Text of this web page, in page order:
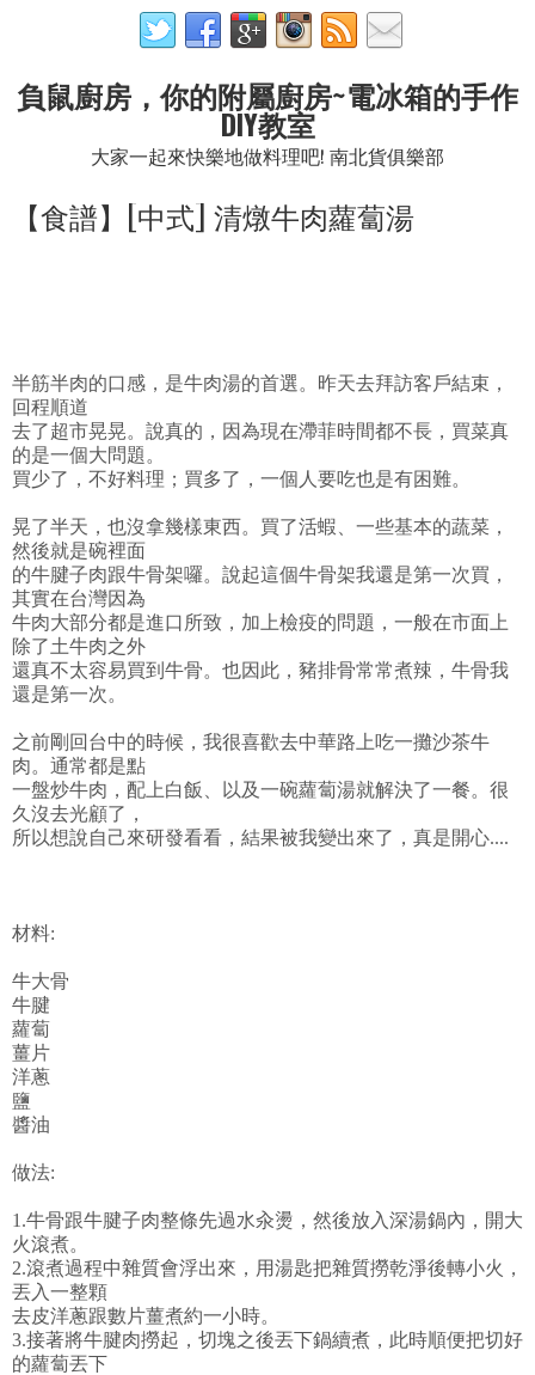
負鼠廚房，你的附屬廚房~電冰箱的手作
DIY教室
大家一起來快樂地做料理吧! 南北貨俱樂部
【食譜】[中式] 清燉牛肉蘿蔔湯
半筋半肉的口感，是牛肉湯的首選。昨天去拜訪客戶結束，
回程順道
去了超市晃晃。說真的，因為現在滯菲時間都不長，買菜真
的是一個大問題。
買少了，不好料理；買多了，一個人要吃也是有困難。
晃了半天，也沒拿幾樣東西。買了活蝦、一些基本的蔬菜，
然後就是碗裡面
的牛腱子肉跟牛骨架囉。說起這個牛骨架我還是第一次買，
其實在台灣因為
牛肉大部分都是進口所致，加上檢疫的問題，一般在市面上
除了土牛肉之外
還真不太容易買到牛骨。也因此，豬排骨常常煮辣，牛骨我
還是第一次。
之前剛回台中的時候，我很喜歡去中華路上吃一攤沙茶牛
肉。通常都是點
一盤炒牛肉，配上白飯、以及一碗蘿蔔湯就解決了一餐。很
久沒去光顧了，
所以想說自己來研發看看，結果被我變出來了，真是開心....
材料:
牛大骨
牛腱
蘿蔔
薑片
洋蔥
鹽
醬油
做法:
1.牛骨跟牛腱子肉整條先過水汆燙，然後放入深湯鍋內，開大
火滾煮。
2.滾煮過程中雜質會浮出來，用湯匙把雜質撈乾淨後轉小火，
丟入一整顆
去皮洋蔥跟數片薑煮約一小時。
3.接著將牛腱肉撈起，切塊之後丟下鍋續煮，此時順便把切好
的蘿蔔丟下